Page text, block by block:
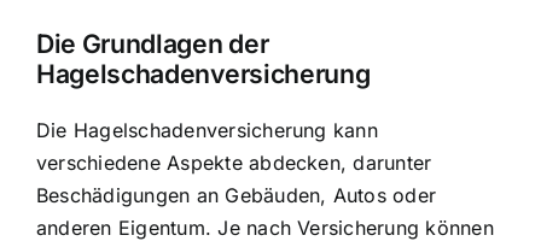
Die Grundlagen der
Hagelschadenversicherung
Die Hagelschadenversicherung kann
verschiedene Aspekte abdecken, darunter
Beschädigungen an Gebäuden, Autos oder
anderen Eigentum. Je nach Versicherung können